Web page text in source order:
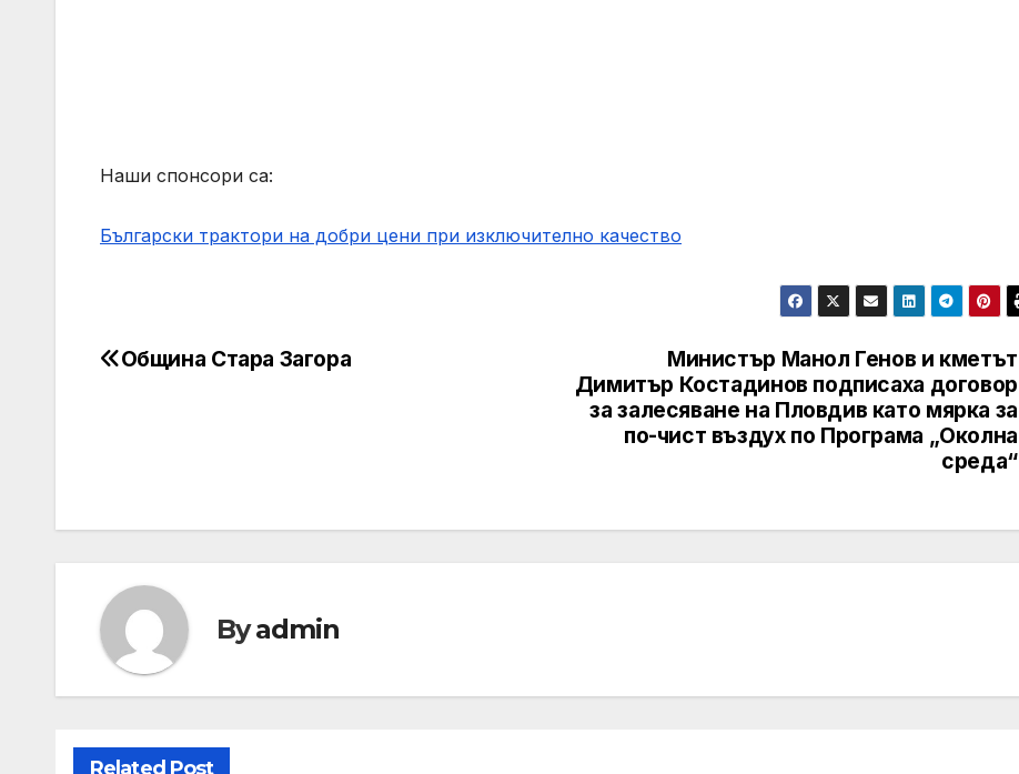
Наши спонсори са:
Български трактори на добри цени при изключително качество
Post
Министър Манол Генов и кметът
Димитър Костадинов подписаха договор
за залесяване на Пловдив като мярка за
по-чист въздух по Програма „Околна
среда“
Община Стара Загора
Byadmin
Related Post